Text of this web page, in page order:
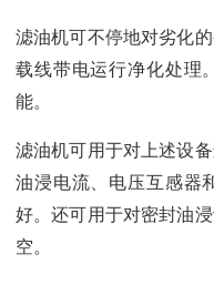
滤油机可不停地对劣化
载线带电运行净化处理
能。
滤油机可用于对上述设
油浸电流、电压互感器
好。还可用于对密封油
空。